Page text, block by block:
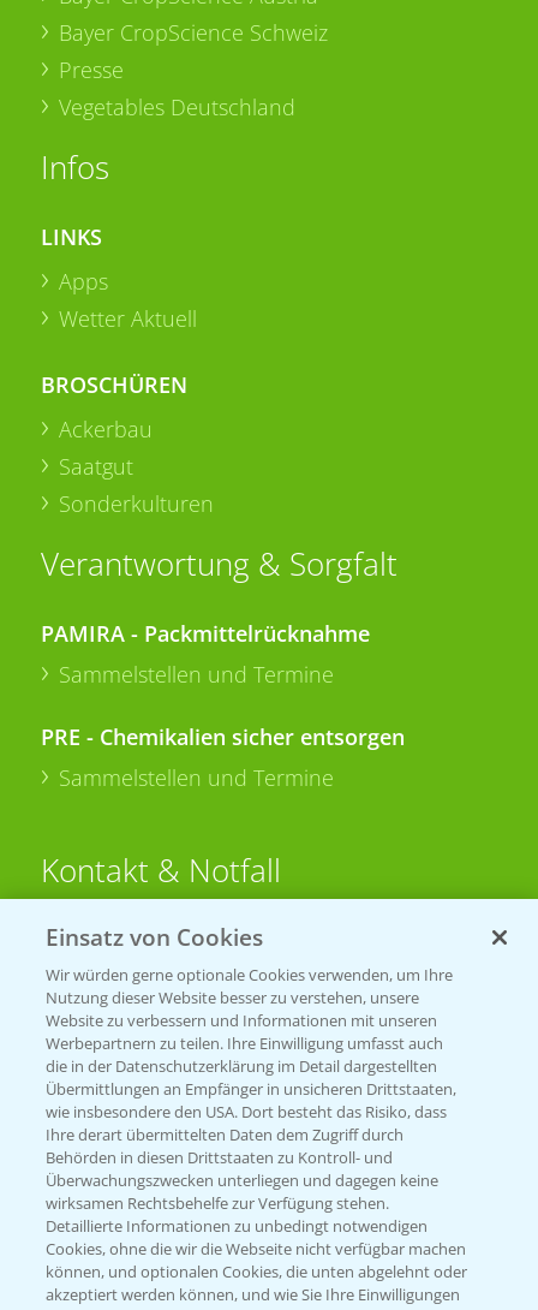
Bayer CropScience Schweiz
Presse
Vegetables Deutschland
Infos
LINKS
Apps
Wetter Aktuell
BROSCHÜREN
Ackerbau
Saatgut
Sonderkulturen
Verantwortung & Sorgfalt
PAMIRA - Packmittelrücknahme
Sammelstellen und Termine
PRE - Chemikalien sicher entsorgen
Sammelstellen und Termine
Kontakt & Notfall
Beratung auf WhatsApp
T.+49 (0)174 346 564 1
KONTAKT
Hilfe in Notfällen
T.+49 (0)214/30-20220
Einsatz von Cookies
Wir würden gerne optionale Cookies verwenden, um Ihre
Nutzung dieser Website besser zu verstehen, unsere
Website zu verbessern und Informationen mit unseren
Werbepartnern zu teilen. Ihre Einwilligung umfasst auch
die in der Datenschutzerklärung im Detail dargestellten
Übermittlungen an Empfänger in unsicheren Drittstaaten,
wie insbesondere den USA. Dort besteht das Risiko, dass
Ihre derart übermittelten Daten dem Zugriff durch
Behörden in diesen Drittstaaten zu Kontroll- und
Überwachungszwecken unterliegen und dagegen keine
wirksamen Rechtsbehelfe zur Verfügung stehen.
Detaillierte Informationen zu unbedingt notwendigen
Cookies, ohne die wir die Webseite nicht verfügbar machen
können, und optionalen Cookies, die unten abgelehnt oder
akzeptiert werden können, und wie Sie Ihre Einwilligungen